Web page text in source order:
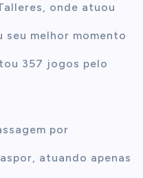
onde atuou
seu melhor momento
357 jogos pelo
por
atuando apenas